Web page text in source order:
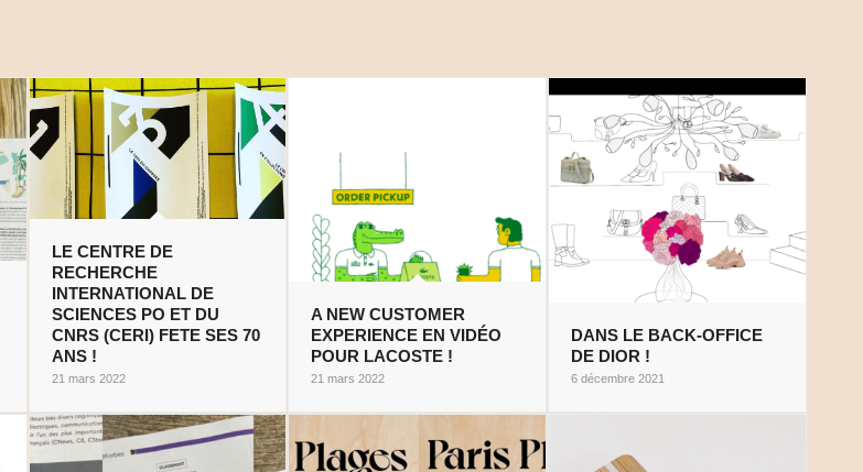
LE CENTRE DE
RECHERCHE
INTERNATIONAL DE
SCIENCES PO ET DU
CNRS (CERI) FETE SES 70
ANS !
21 mars 2022
A NEW CUSTOMER
EXPERIENCE EN VIDÉO
POUR LACOSTE !
21 mars 2022
DANS LE BACK-OFFICE
DE DIOR !
6 décembre 2021